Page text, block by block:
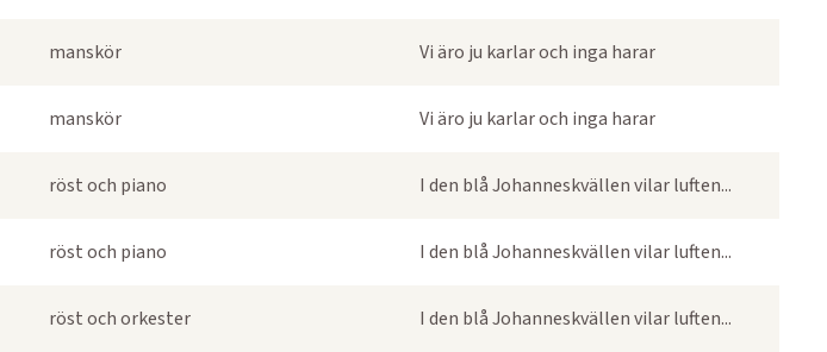
manskör Vi äro ju karlar och inga harar
manskör Vi äro ju karlar och inga harar
röst och piano I den blå Johanneskvällen vilar luften...
röst och piano I den blå Johanneskvällen vilar luften...
röst och orkester I den blå Johanneskvällen vilar luften...